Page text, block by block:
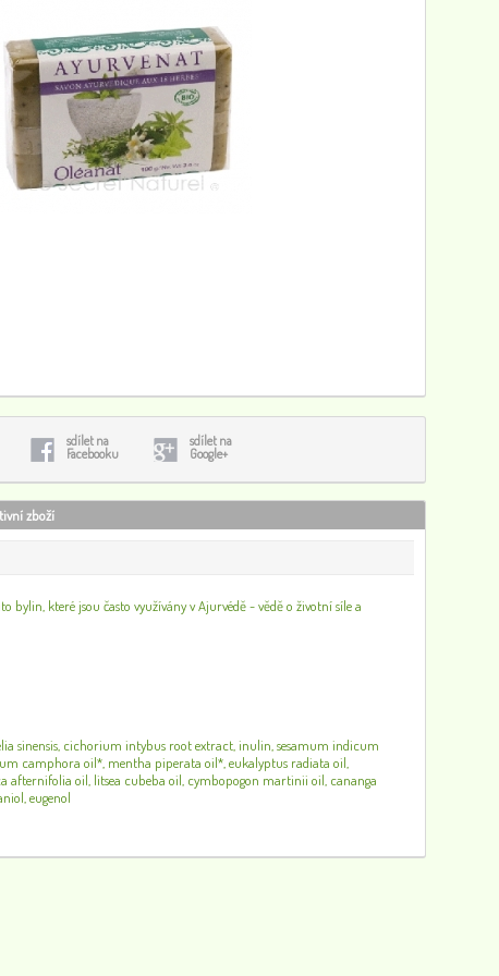
sdílet na
Facebooku
sdílet na
Google+
zboží
které jsou často využívány v Ajurvédě - vědě o životní síle a
sinensis, cichorium intybus root extract, inulin, sesamum indicum
camphora oil*, mentha piperata oil*, eukalyptus radiata oil,
oil, litsea cubeba oil, cymbopogon martinii oil, cananga
eugenol